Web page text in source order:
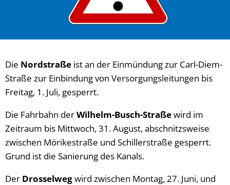
Die Nordstraße ist an der Einmündung zur Carl-Diem-
Straße zur Einbindung von Versorgungsleitungen bis
Freitag, 1. Juli, gesperrt.
Die Fahrbahn derWilhelm-Busch-Straßewird im
Zeitraum bis Mittwoch, 31. August, abschnitzsweise
zwischen Mörikestraße und Schillerstraße gesperrt.
Grund ist die Sanierung des Kanals.
Der Drosselwegwird zwischen Montag, 27. Juni, und